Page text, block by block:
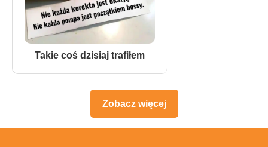
Takie coś dzisiaj trafiłem
Zobacz więcej